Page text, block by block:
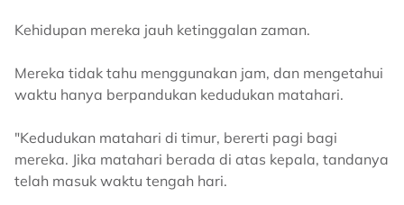
Kehidupan mereka jauh ketinggalan zaman.
Mereka tidak tahu menggunakan jam, dan mengetahui
waktu hanya berpandukan kedudukan matahari.
"Kedudukan matahari di timur, bererti pagi bagi
mereka. Jika matahari berada di atas kepala, tandanya
telah masuk waktu tengah hari.